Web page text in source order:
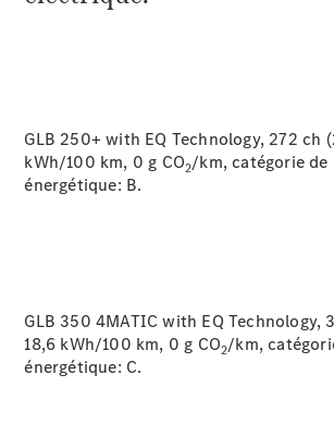
Réparation
Service &
garanties
Accessories
GLB 250+ with EQ Technology, 272 ch
kWh/100 km, 0 g CO2/km, catégorie de
énergétique: B.
GLB 350 4MATIC with EQ Technology,
18,6 kWh/100 km, 0 g CO2/km,
énergétique: C.